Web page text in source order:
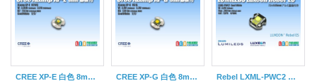
CREE XP-E 白色 8mm基板付き CREE XP-G 白色 8mm基板付き Rebel LXML-PWC2 ミニアルミ基板付き